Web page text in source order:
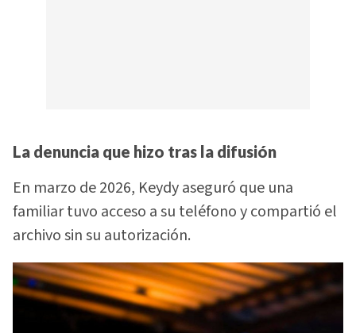
La denuncia que hizo tras la difusión
En marzo de 2026, Keydy aseguró que una
familiar tuvo acceso a su teléfono y compartió el
archivo sin su autorización.